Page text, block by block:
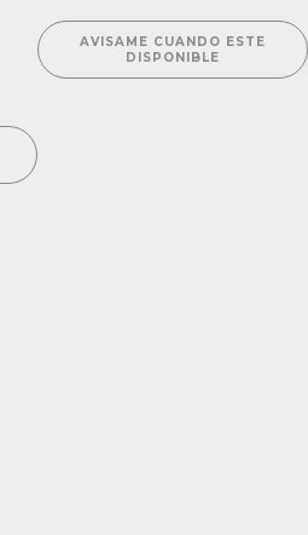
AVISAME CUANDO ESTE
DISPONIBLE